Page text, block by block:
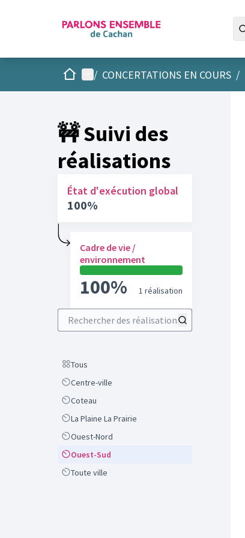
AccueilMenu principal
/ CONCERTATIONS EN COURS /
🚧 Suivi des
réalisations
État d'exécution global
100%
Cadre de vie /
environnement
100% 1 réalisation
Rechercher des réalisations
Scope
Tous
ScopeCentre-ville
ScopeCoteau
ScopeLa Plaine La Prairie
ScopeOuest-Nord
ScopeOuest-Sud
ScopeToute ville